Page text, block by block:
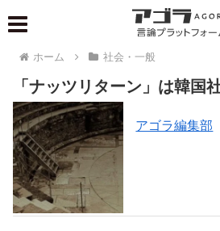
ホーム 社会・一般
「ナッツリターン」は韓国
アゴラ編集部